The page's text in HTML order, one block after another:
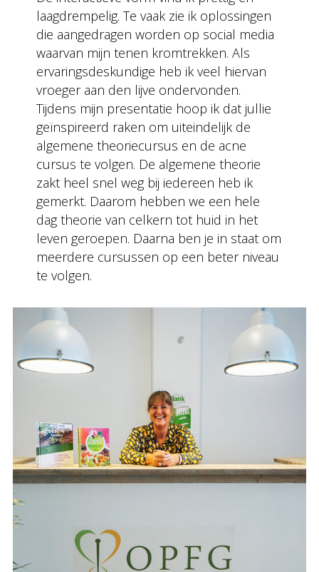
laagdrempelig. Te vaak zie ik oplossingen
die aangedragen worden op social media
waarvan mijn tenen kromtrekken. Als
ervaringsdeskundige heb ik veel hiervan
vroeger aan den lijve ondervonden.
Tijdens mijn presentatie hoop ik dat jullie
geïnspireerd raken om uiteindelijk de
algemene theoriecursus en de acne
cursus te volgen. De algemene theorie
zakt heel snel weg bij iedereen heb ik
gemerkt. Daarom hebben we een hele
dag theorie van celkern tot huid in het
leven geroepen. Daarna ben je in staat om
meerdere cursussen op een beter niveau
te volgen.